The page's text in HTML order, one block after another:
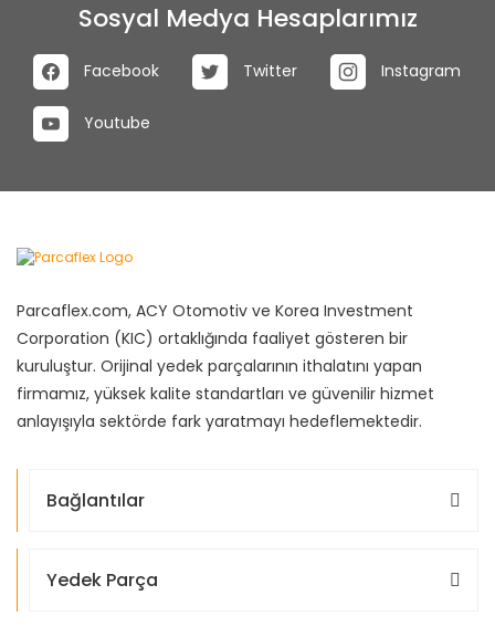
Sosyal Medya Hesaplarımız
Facebook Twitter Instagram
Youtube
Parcaflex.com, ACY Otomotiv ve Korea Investment
Corporation (KIC) ortaklığında faaliyet gösteren bir
kuruluştur. Orijinal yedek parçalarının ithalatını yapan
firmamız, yüksek kalite standartları ve güvenilir hizmet
anlayışıyla sektörde fark yaratmayı hedeflemektedir.
Bağlantılar
Yedek Parça